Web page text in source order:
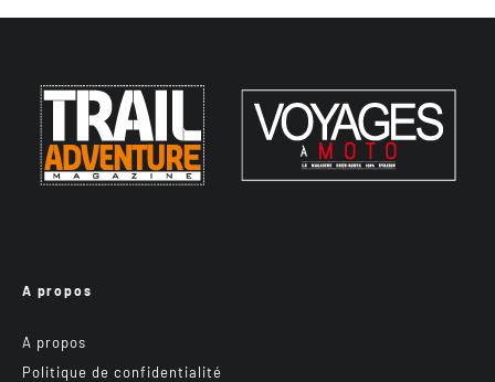
A propos
A propos
Politique de confidentialité